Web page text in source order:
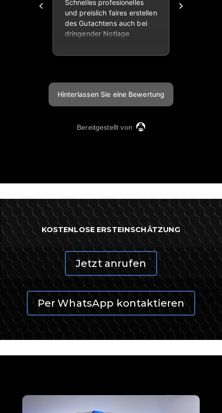
KOSTENLOSE ERSTEINSCHÄTZUNG
Jetzt anrufen
Per WhatsApp kontaktieren